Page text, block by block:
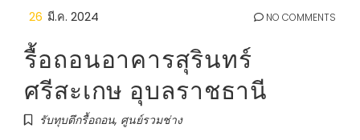
26 มี.ค. 2024 NO COMMENTS
รื้อถอนอาคารสุรินทร์
ศรีสะเกษ อุบลราชธานี
รับทุบตึกรื้อถอน, ศูนย์รวมช่าง